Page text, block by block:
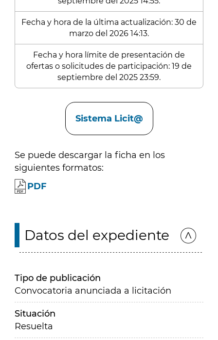
Fecha y hora de la última actualización: 30 de
marzo del 2026 14:13.
Fecha y hora límite de presentación de
ofertas o solicitudes de participación: 19 de
septiembre del 2025 23:59.
Sistema Licit@
Se puede descargar la ficha en los
siguientes formatos:
PDF
Datos del expediente
Tipo de publicación
Convocatoria anunciada a licitación
Situación
Resuelta